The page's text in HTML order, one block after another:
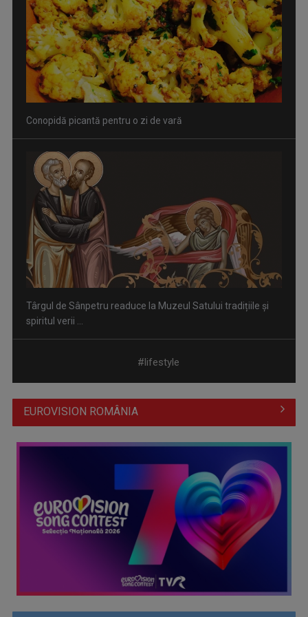
Conopidă picantă pentru o zi de vară
Târgul de Sânpetru readuce la Muzeul Satului tradițiile și
spiritul verii ...
Mască cu miere și ulei de măsline
#lifestyle
EUROVISION ROMÂNIA